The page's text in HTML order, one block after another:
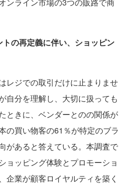
の再定義に伴い、ショッピン
レジでの取引だけに止まりませ
自分を理解し、大切に扱っても
ときに、ベンダーとのの関係が
の買い物客の61％が特定のブラ
があると答えている。本調査で
ョッピング体験とプロモーショ
企業が顧客ロイヤルティを築く